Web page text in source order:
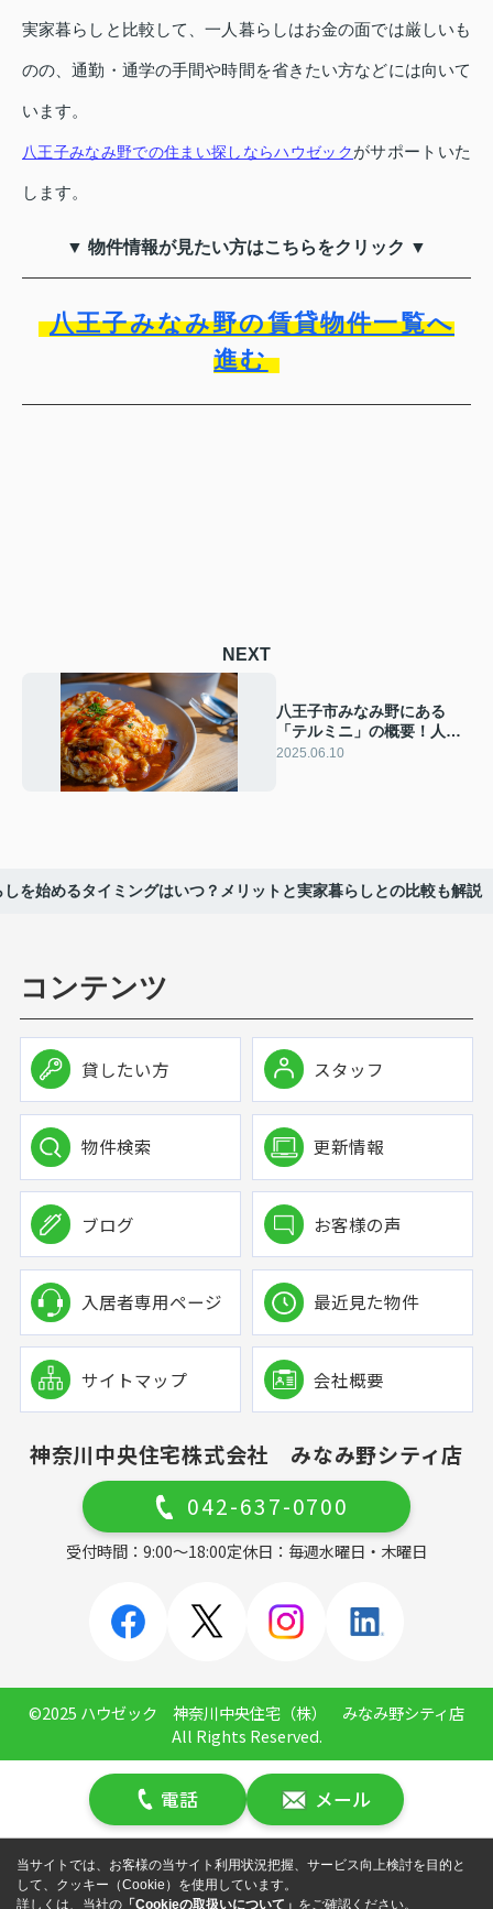
実家暮らしと比較して、一人暮らしはお金の面では厳しいも
のの、通勤・通学の手間や時間を省きたい方などには向いて
います。
八王子みなみ野での住まい探しならハウゼックがサポートいた
します。
▼ 物件情報が見たい方はこちらをクリック ▼
八王子みなみ野の賃貸物件一覧へ
進む
NEXT
八王子市みなみ野にある
「テルミニ」の概要！人気
オムライスや魅力もご紹介
2025.06.10
しを始めるタイミングはいつ？メリットと実家暮らしとの比較も解説
コンテンツ
貸したい方 スタッフ
物件検索 更新情報
ブログ お客様の声
入居者専用ページ 最近見た物件
サイトマップ 会社概要
神奈川中央住宅株式会社 みなみ野シティ店
042-637-0700
受付時間：9:00～18:00定休日：毎週水曜日・木曜日
©2025 ハウゼック 神奈川中央住宅（株） みなみ野シティ店
All Rights Reserved.
電話 メール
当サイトでは、お客様の当サイト利用状況把握、サービス向上検討を目的と
して、クッキー（Cookie）を使用しています。
詳しくは、当社の 「Cookieの取扱いについて」 をご確認ください。